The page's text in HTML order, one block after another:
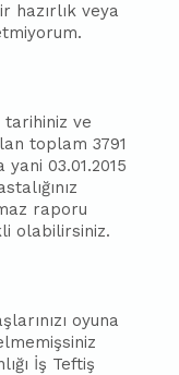
hazırlık veya
tarihiniz ve
toplam 3791
03.01.2015
raporu
olabilirsiniz.
oyuna
İş Teftiş